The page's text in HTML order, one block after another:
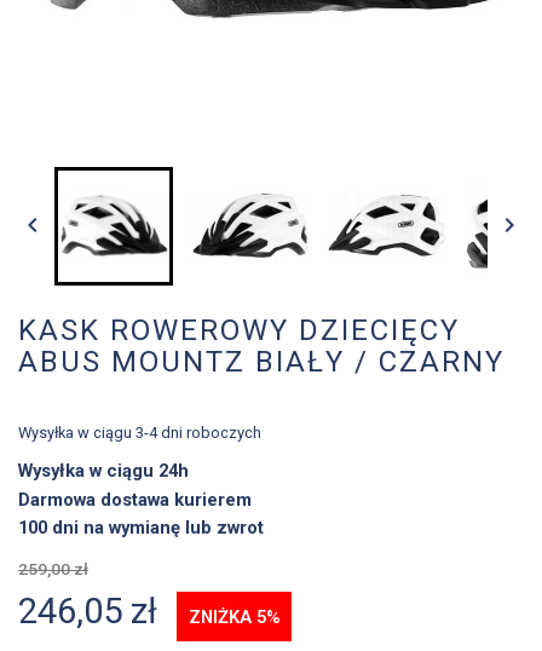
 
KASK ROWEROWY DZIECIĘCY
ABUS MOUNTZ BIAŁY / CZARNY
Wysyłka w ciągu 3-4 dni roboczych
Wysyłka w ciągu 24h
Darmowa dostawa kurierem
100 dni na wymianę lub zwrot
259,00 zł
246,05 zł ZNIŻKA 5%